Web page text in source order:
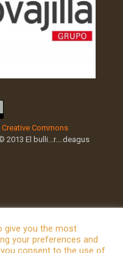
Creative Commons
2013 El bulli...r....deagus
give you the most
your preferences and
you consent to the use of